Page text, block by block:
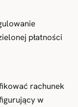
płatności
rachunek
w